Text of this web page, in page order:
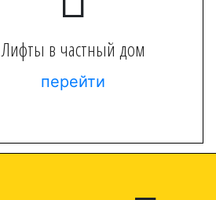
Лифты в частный дом
перейти